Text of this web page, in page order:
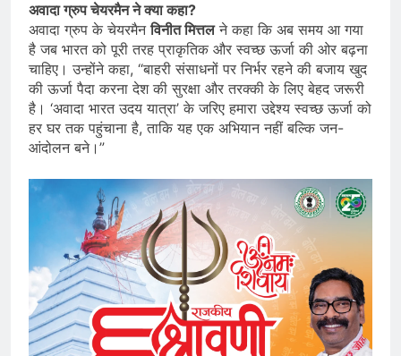
अवादा ग्रुप चेयरमैन ने क्या कहा?
अवादा ग्रुप के चेयरमैनविनीत मित्तलने कहा कि अब समय आ गया
है जब भारत को पूरी तरह प्राकृतिक और स्वच्छ ऊर्जा की ओर बढ़ना
चाहिए। उन्होंने कहा, “बाहरी संसाधनों पर निर्भर रहने की बजाय खुद
की ऊर्जा पैदा करना देश की सुरक्षा और तरक्की के लिए बेहद जरूरी
है। ‘अवादा भारत उदय यात्रा’ के जरिए हमारा उद्देश्य स्वच्छ ऊर्जा को
हर घर तक पहुंचाना है, ताकि यह एक अभियान नहीं बल्कि जन-
आंदोलन बने।”